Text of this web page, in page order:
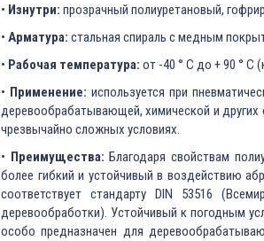
• Изнутри: прозрачный полиуретановый,
• Арматура: стальная спираль с медным
• Рабочая температура: от -40 ° C до + 90 ° C
• Применение: используется при
деревообрабатывающей, химической и других
чрезвычайно сложных условиях.
• Преимущества: Благодаря свойствам
более гибкий и устойчивый в воздействию
соответствует стандарту DIN 53516
деревообработки). Устойчивый к погодным
особо предназначен для